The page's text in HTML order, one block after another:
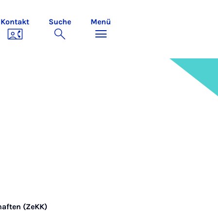
Kontakt Suche Menü
(ZeKK)